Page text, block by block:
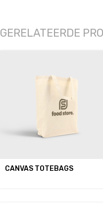
GERELATEERDE
CANVAS TOTEBAGS